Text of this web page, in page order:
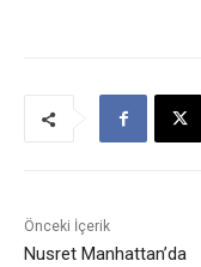
Önceki İçerik
Nusret Manhattan’da